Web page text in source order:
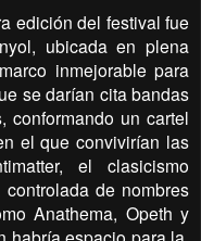
edición del festival fue
ubicada en plena
inmejorable para
se darían cita bandas
conformando un cartel
el que convivirían las
el clasicismo
de nombres
Anathema, Opeth y